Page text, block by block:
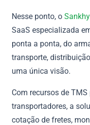
Nesse ponto, o
SaaS especializada
ponta a ponta, do
transporte,
uma única visão.
Com recursos de
transportadores, a
cotação de fretes,